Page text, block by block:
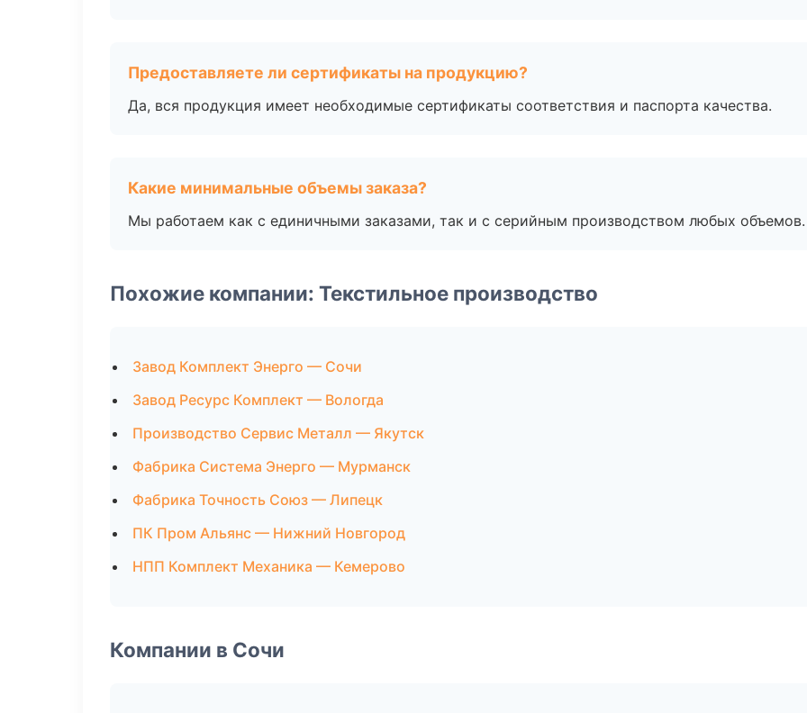
Предоставляете ли сертификаты на продукцию?
Да, вся продукция имеет необходимые сертификаты соответствия и паспорта качества.
Какие минимальные объемы заказа?
Мы работаем как с единичными заказами, так и с серийным производством любых объемов.
Похожие компании: Текстильное производство
Завод Комплект Энерго — Сочи
Завод Ресурс Комплект — Вологда
Производство Сервис Металл — Якутск
Фабрика Система Энерго — Мурманск
Фабрика Точность Союз — Липецк
ПК Пром Альянс — Нижний Новгород
НПП Комплект Механика — Кемерово
Компании в Сочи